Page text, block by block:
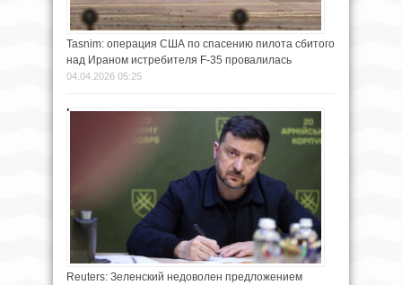
Tasnim: операция США по спасению пилота сбитого
над Ираном истребителя F-35 провалилась
04.04.2026 05:25
Reuters: Зеленский недоволен предложением